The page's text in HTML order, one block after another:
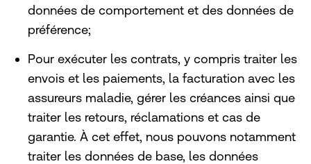
données de comportement et des données de
préférence;
Pour exécuter les contrats, y compris traiter les
envois et les paiements, la facturation avec les
assureurs maladie, gérer les créances ainsi que
traiter les retours, réclamations et cas de
garantie. À cet effet, nous pouvons notamment
traiter les données de base, les données